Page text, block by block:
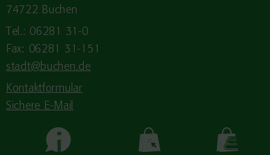
74722 Buchen
Tel.: 06281 31-0
Fax: 06281 31-151
stadt@buchen.de
Kontaktformular
Sichere E-Mail